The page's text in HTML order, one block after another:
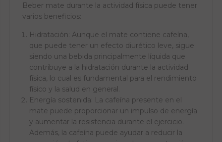
Beber mate durante la actividad física puede tener
varios beneficios:
Hidratación: Aunque el mate contiene cafeína,
que puede tener un efecto diurético leve, sigue
siendo una bebida principalmente líquida que
contribuye a la hidratación durante la actividad
física, lo cual es fundamental para el rendimiento
físico y la salud en general.
Energía sostenida: La cafeína presente en el
mate puede proporcionar un impulso de energía
y aumentar la resistencia durante el ejercicio.
Además, la cafeína puede ayudar a reducir la